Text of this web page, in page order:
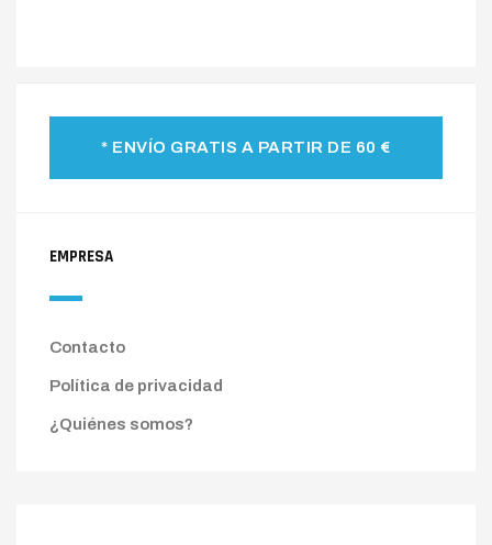
* ENVÍO GRATIS A PARTIR DE 60 €
EMPRESA
Contacto
Política de privacidad
¿Quiénes somos?